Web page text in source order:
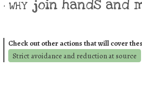
• WHY join hands and
Check out other actions that will cover
Strict avoidance and reduction at source